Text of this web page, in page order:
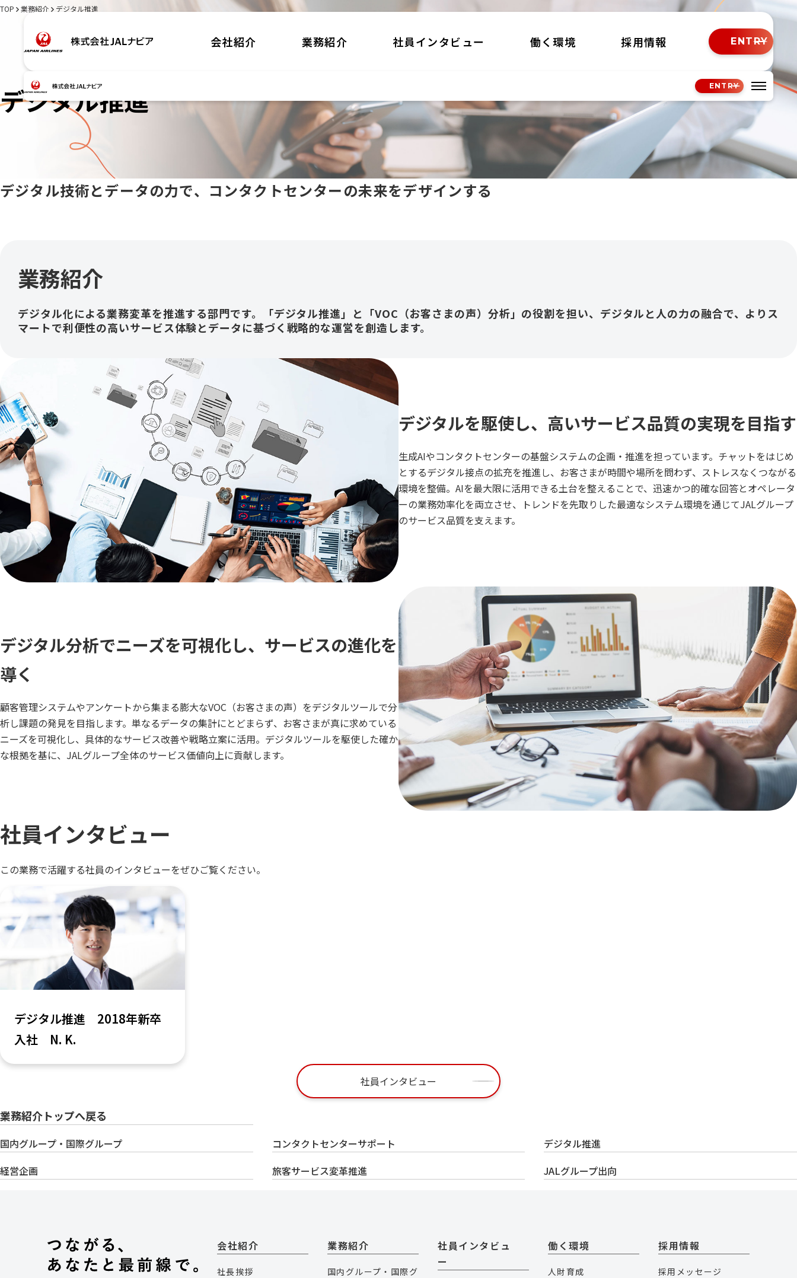
会社紹介 業務紹介 社員インタビュー 働く環境 採用情報 ENTRY
ENTRY
TOP 業務紹介 デジタル推進
デジタル推進
デジタル技術とデータの力で、コンタクトセンターの未来をデザインする
業務紹介
デジタル化による業務変革を推進する部門です。「デジタル推進」と「VOC（お客さまの声）分析」の役割を担い、デジタルと人の力の融合で、よりス
マートで利便性の高いサービス体験とデータに基づく戦略的な運営を創造します。
デジタルを駆使し、高いサービス品質の実現を目指す
生成AIやコンタクトセンターの基盤システムの企画・推進を担っています。チャットをはじめ
とするデジタル接点の拡充を推進し、お客さまが時間や場所を問わず、ストレスなくつながる
環境を整備。AIを最大限に活用できる土台を整えることで、迅速かつ的確な回答とオペレータ
ーの業務効率化を両立させ、トレンドを先取りした最適なシステム環境を通じてJALグループ
のサービス品質を支えます。
デジタル分析でニーズを可視化し、サービスの進化を
導く
顧客管理システムやアンケートから集まる膨大なVOC（お客さまの声）をデジタルツールで分
析し課題の発見を目指します。単なるデータの集計にとどまらず、お客さまが真に求めている
ニーズを可視化し、具体的なサービス改善や戦略立案に活用。デジタルツールを駆使した確か
な根拠を基に、JALグループ全体のサービス価値向上に貢献します。
社員インタビュー
この業務で活躍する社員のインタビューをぜひご覧ください。
デジタル推進 2018年新卒
入社 N. K.
社員インタビュー
業務紹介トップへ戻る
国内グループ・国際グループ コンタクトセンターサポート
デジタル推進
経営企画
旅客サービス変革推進 JALグループ出向
会社紹介
社長挨拶
業務紹介
国内グループ・国際グ
社員インタビュ
ー
働く環境
人財育成
採用情報
採用メッセージ